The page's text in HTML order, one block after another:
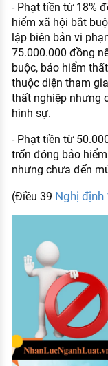
- Phạt tiền từ 18%
hiểm xã hội bắt
lập biên bản vi
75.000.000 đồng
buộc, bảo hiểm
thuộc diện tham
thất nghiệp nhưng
hình sự.
- Phạt tiền từ
trốn đóng bảo
nhưng chưa đến
(Điều 39 Nghị